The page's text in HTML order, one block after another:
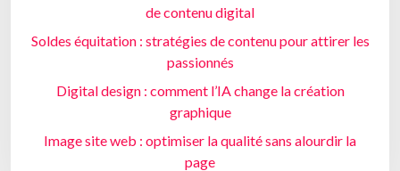
de contenu digital
Soldes équitation : stratégies de contenu pour attirer les
passionnés
Digital design : comment l’IA change la création
graphique
Image site web : optimiser la qualité sans alourdir la
page